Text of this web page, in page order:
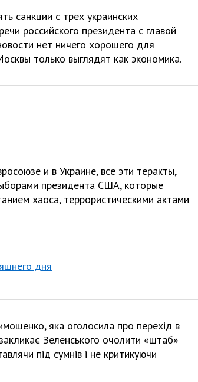
санкции с трех украинских
российского президента с главой
нет ничего хорошего для
только выглядят как экономика.
и в Украине, все эти теракты,
президента США, которые
хаоса, террористическими актами
дня
яка оголосила про перехід в
Зеленського очолити «штаб»
під сумнів і не критикуючи